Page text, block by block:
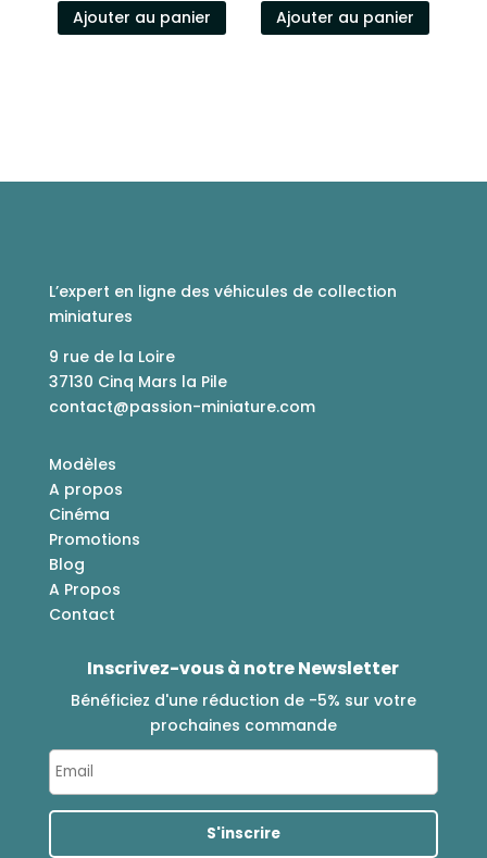
Ajouter au panier Ajouter au panier
L’expert en ligne des véhicules de collection
miniatures
9 rue de la Loire
37130 Cinq Mars la Pile
contact@passion-miniature.com
Modèles
A propos
Cinéma
Promotions
Blog
A Propos
Contact
Inscrivez-vous à notre Newsletter
Bénéficiez d'une réduction de -5% sur votre
prochaines commande